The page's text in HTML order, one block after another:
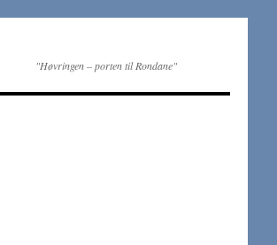
"Høvringen – porten til Rondane"